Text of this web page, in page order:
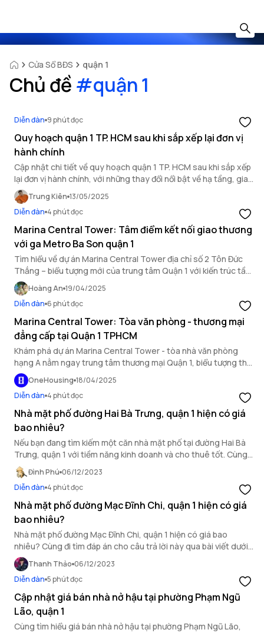
Cửa Sổ BĐS quận 1
Chủ đề #quận 1
Diễn đàn 9 phút đọc
Quy hoạch quận 1 TP. HCM sau khi sắp xếp lại đơn vị
hành chính
Cập nhật chi tiết về quy hoạch quận 1 TP. HCM sau khi sắp xếp
lại đơn vị hành chính, với những thay đổi nổi bật về hạ tầng, giao
thông và không gian đô thị.
Trung Kiên 13/05/2025
Diễn đàn 4 phút đọc
Marina Central Tower: Tâm điểm kết nối giao thương
với ga Metro Ba Son quận 1
Tìm hiểu về dự án Marina Central Tower địa chỉ số 2 Tôn Đức
Thắng – biểu tượng mới của trung tâm Quận 1 với kiến trúc tầm
vóc, vị trí chiến lược và chuẩn sống xanh bền vững.
Hoàng An 19/04/2025
Diễn đàn 6 phút đọc
Marina Central Tower: Tòa văn phòng - thương mại
đẳng cấp tại Quận 1 TPHCM
Khám phá dự án Marina Central Tower - tòa nhà văn phòng
hạng A nằm ngay trung tâm thương mại Quận 1, biểu tượng thời
thượng mới của TP HCM.
OneHousing 18/04/2025
Diễn đàn 4 phút đọc
Nhà mặt phố đường Hai Bà Trưng, quận 1 hiện có giá
bao nhiêu?
Nếu bạn đang tìm kiếm một căn nhà mặt phố tại đường Hai Bà
Trưng, quận 1 với tiềm năng kinh doanh và cho thuê tốt. Cùng
tìm hiểu trong bài viết sau của OneHousing.
Đình Phú 06/12/2023
Diễn đàn 4 phút đọc
Nhà mặt phố đường Mạc Đĩnh Chi, quận 1 hiện có giá
bao nhiêu?
Nhà mặt phố đường Mạc Đĩnh Chi, quận 1 hiện có giá bao
nhiêu? Cùng đi tìm đáp án cho câu trả lời này qua bài viết dưới
đây của OneHousing.
Thanh Thảo 06/12/2023
Diễn đàn 5 phút đọc
Cập nhật giá bán nhà nở hậu tại phường Phạm Ngũ
Lão, quận 1
Cùng tìm hiểu giá bán nhà nở hậu tại phường Phạm Ngũ Lão,